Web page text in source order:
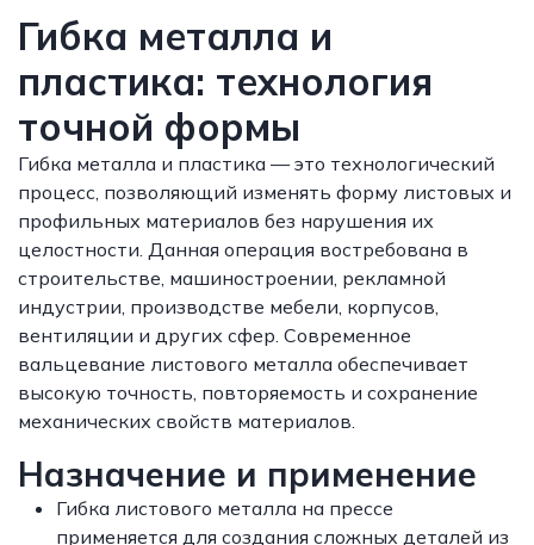
Гибка металла и
пластика: технология
точной формы
Гибка металла и пластика — это технологический
процесс, позволяющий изменять форму листовых и
профильных материалов без нарушения их
целостности. Данная операция востребована в
строительстве, машиностроении, рекламной
индустрии, производстве мебели, корпусов,
вентиляции и других сфер. Современное
вальцевание листового металла обеспечивает
высокую точность, повторяемость и сохранение
механических свойств материалов.
Назначение и применение
Гибка листового металла на прессе
применяется для создания сложных деталей из